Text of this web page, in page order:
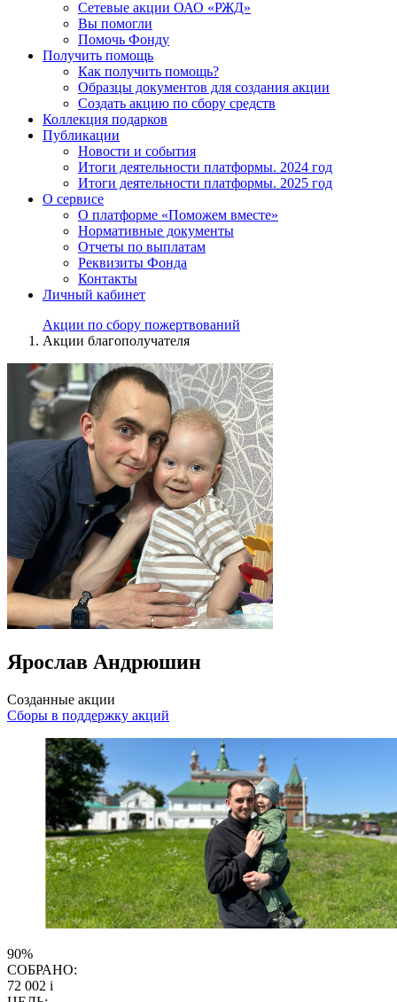
Сетевые акции ОАО «РЖД»
Вы помогли
Помочь Фонду
Получить помощь
Как получить помощь?
Образцы документов для создания акции
Создать акцию по сбору средств
Коллекция подарков
Публикации
Новости и события
Итоги деятельности платформы. 2024 год
Итоги деятельности платформы. 2025 год
О сервисе
О платформе «Поможем вместе»
Нормативные документы
Отчеты по выплатам
Реквизиты Фонда
Контакты
Личный кабинет
Акции по сбору пожертвований
Акции благополучателя
Ярослав Андрюшин
Созданные акции
Сборы в поддержку акций
90%
СОБРАНО:
72 002 i